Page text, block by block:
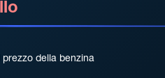
della benzina